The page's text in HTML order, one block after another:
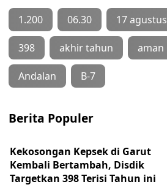
1.200 06.30 17 agustus
398 akhir tahun aman
Andalan B-7
Berita Populer
Kekosongan Kepsek di Garut
Kembali Bertambah, Disdik
Targetkan 398 Terisi Tahun ini